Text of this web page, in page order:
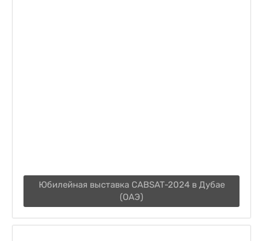
Юбилейная выставка CABSAT-2024 в Дубае
(ОАЭ)